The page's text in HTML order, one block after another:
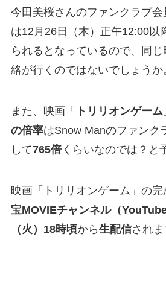
今田美桜さんのファンクラブ
は12月26日（木）正午12:00以
られるとなっているので、同
絡が行くのではないでしょうか
また、映画「
トリリオンゲー
の倍率はSnow Manのファンク
して765倍くらいなのでは？と
映画「トリリオンゲーム」の
宝MOVIEチャンネル（YouTube
（火）18時頃から生配信されま